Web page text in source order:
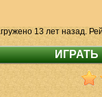
13 лет назад.